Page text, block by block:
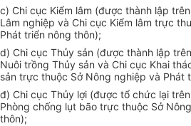
c) Chi cục Kiểm lâm (được thành lập
L âm nghiệp và Chi cục Kiểm lâm trực
Phát triển nông thôn);
d) Chi cục Thủy sản (được thành lập
Nuôi trồng Thủy sản và Chi cục Khai
sản trực thuộc Sở Nông nghiệp và Phát
đ) Chi cục Thủy lợi (được tổ chức lại trên
Phòng chống lụt bão trực thuộc Sở
thôn);